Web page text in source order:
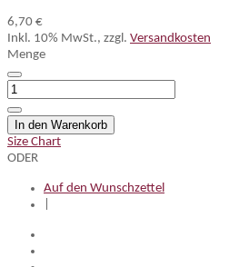
6,70 €
Inkl. 10% MwSt., zzgl. Versandkosten
Menge
In den Warenkorb
Size Chart
ODER
Auf den Wunschzettel